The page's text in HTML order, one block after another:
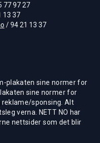
77 97 27
13 37
/ 94 21 13 37
plakaten sine normer for
sine normer for
sponsing. Alt
verna. NETT NO har
nettsider som det blir